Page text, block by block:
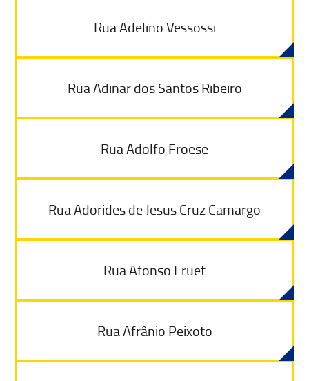
Rua Adelino Vessossi
Rua Adinar dos Santos Ribeiro
Rua Adolfo Froese
Rua Adorides de Jesus Cruz Camargo
Rua Afonso Fruet
Rua Afrânio Peixoto